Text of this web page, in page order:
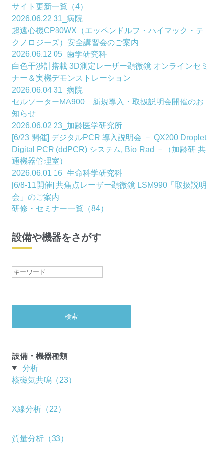
サイト更新一覧（4）
2026.06.22 31_病院
超遠心機CP80WX（エッペンドルフ・ハイマック・テ
クノロジーズ）安全講習会のご案内
2026.06.12 05_歯学研究科
白色干渉計搭載 3D測定レーザー顕微鏡 オンラインセミ
ナー＆実機デモンストレーション
2026.06.04 31_病院
セルソーターMA900 新規導入・取扱説明会開催のお
知らせ
2026.06.02 23_加齢医学研究所
[6/23 開催] デジタルPCR 導入説明会 － QX200 Droplet
Digital PCR (ddPCR) システム, Bio₋Rad －（加齢研 共
通機器管理室）
2026.06.01 16_生命科学研究科
[6/8-11開催] 共焦点レーザー顕微鏡 LSM990「取扱説明
会」のご案内
研修・セミナー一覧（84）
設備や機器をさがす
設備・機器種類
分析
核磁気共鳴（23）
X線分析（22）
質量分析（33）